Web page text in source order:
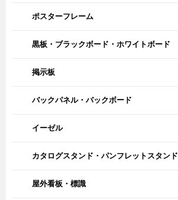
ポスターフレーム
黒板・ブラックボード・ホワイトボード
掲示板
バックパネル・バックボード
イーゼル
カタログスタンド・パンフレットスタンド
屋外看板・標識